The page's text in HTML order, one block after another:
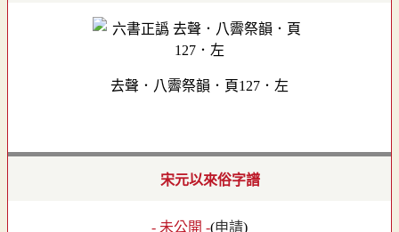
去聲．八霽祭韻．頁127．左
宋元以來俗字譜
- 未公開 -(申請)